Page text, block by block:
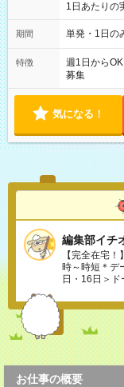
1日あたりの
勤務 勤務：月・
可能です！ ※1日あたりの最大実働時間は日勤、夜勤共に勤務し
期間 単発・1日の
特徴
週1日から
募集
気になる！
編集部イチ
【完全在宅
時～時短＊デ
日・16日＞
お仕事の概要